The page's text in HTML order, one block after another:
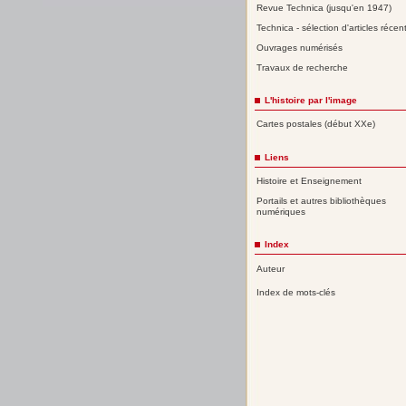
Revue Technica (jusqu'en 1947)
Technica - sélection d'articles
Ouvrages numérisés
Travaux de recherche
L'histoire par l'image
Cartes postales (début XXe)
Liens
Histoire et Enseignement
Portails et autres bibliothèques
numériques
Index
Auteur
Index de mots-clés